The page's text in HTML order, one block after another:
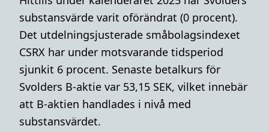
substansvärde varit oförändrat (0 procent).
Det utdelningsjusterade småbolagsindexet
CSRX har under motsvarande tidsperiod
sjunkit 6 procent. Senaste betalkurs för
Svolders B-aktie var 53,15 SEK, vilket innebär
att B-aktien handlades i nivå med
substansvärdet.